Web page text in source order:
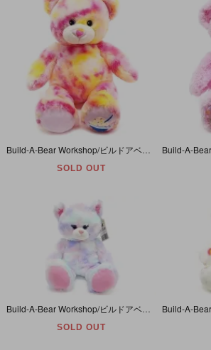
Build-A-Bear Workshop/ビルドアベアワークショップ・ぬいぐるみ・クマ・Dairy Queen Strawberry Cheesecake・デイリークイーン・約40cm
SOLD OUT
Build-A-Bear Workshop/ビルドアベアワークショップ・ぬいぐるみ・ネコ・Pastel Swirl Kitty/パステルスワールキティ・約38cm
SOLD OUT